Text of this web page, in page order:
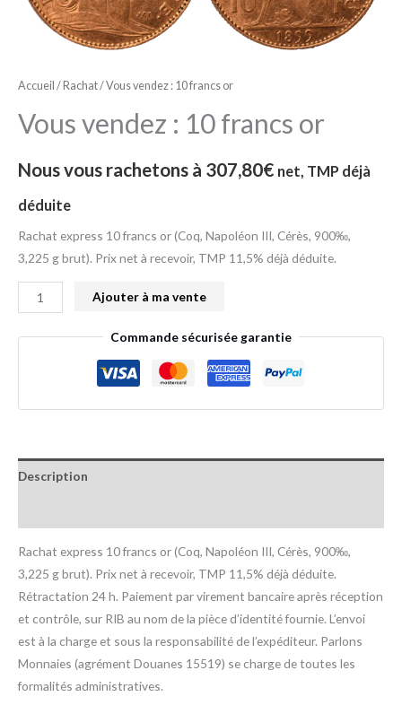
Accueil / Rachat/ Vous vendez : 10 francs or
Vous vendez : 10 francs or
Nous vous rachetons à 307,80€ net, TMP déjà
déduite
Rachat express 10 francs or (Coq, Napoléon III, Cérès, 900‰,
3,225 g brut). Prix net à recevoir, TMP 11,5% déjà déduite.
francs
Ajouter à ma vente
Commande sécurisée garantie
Description
Rachat express 10 francs or (Coq, Napoléon III, Cérès, 900‰,
3,225 g brut). Prix net à recevoir, TMP 11,5% déjà déduite.
Rétractation 24 h. Paiement par virement bancaire après réception
et contrôle, sur RIB au nom de la pièce d’identité fournie. L’envoi
est à la charge et sous la responsabilité de l’expéditeur. Parlons
Monnaies (agrément Douanes 15519) se charge de toutes les
formalités administratives.